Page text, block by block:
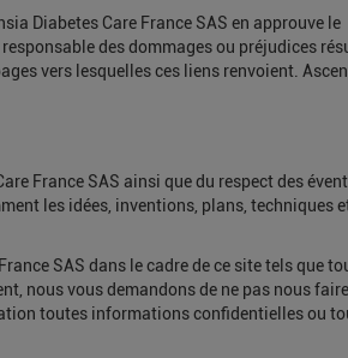
Diabetes Care France SAS en approuve le
des dommages ou préjudices
vers lesquelles ces liens renvoient.
France SAS ainsi que du respect des
les idées, inventions, plans, techniques
SAS dans le cadre de ce site tels que
nous vous demandons de ne pas nous faire
toutes informations confidentielles ou